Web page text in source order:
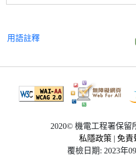
用語註釋
2020© 機電工程署保留
私隱政策 | 免責
覆檢日期: 2023年